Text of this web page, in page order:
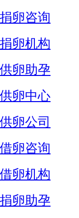
卵咨询
卵机构
卵助孕
卵中心
卵公司
卵咨询
卵机构
卵助孕